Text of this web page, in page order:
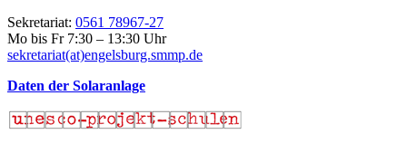
Sekretariat: 0561 78967-27
Mo bis Fr 7:30 – 13:30 Uhr
sekretariat(at)engelsburg.smmp.de
Daten der Solaranlage